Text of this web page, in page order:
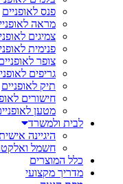
פנס לאופניים
מראה
צמיגים
פנימית
צופר
גריפים
תיק לאופניים
חישורים
מטען
לבית ולמשרד
היגיינה
חשמל
כלל המוצרים
מדריך מקצועי